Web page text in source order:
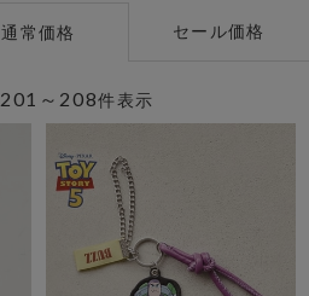
通常価格 セール価格
201～208件表示